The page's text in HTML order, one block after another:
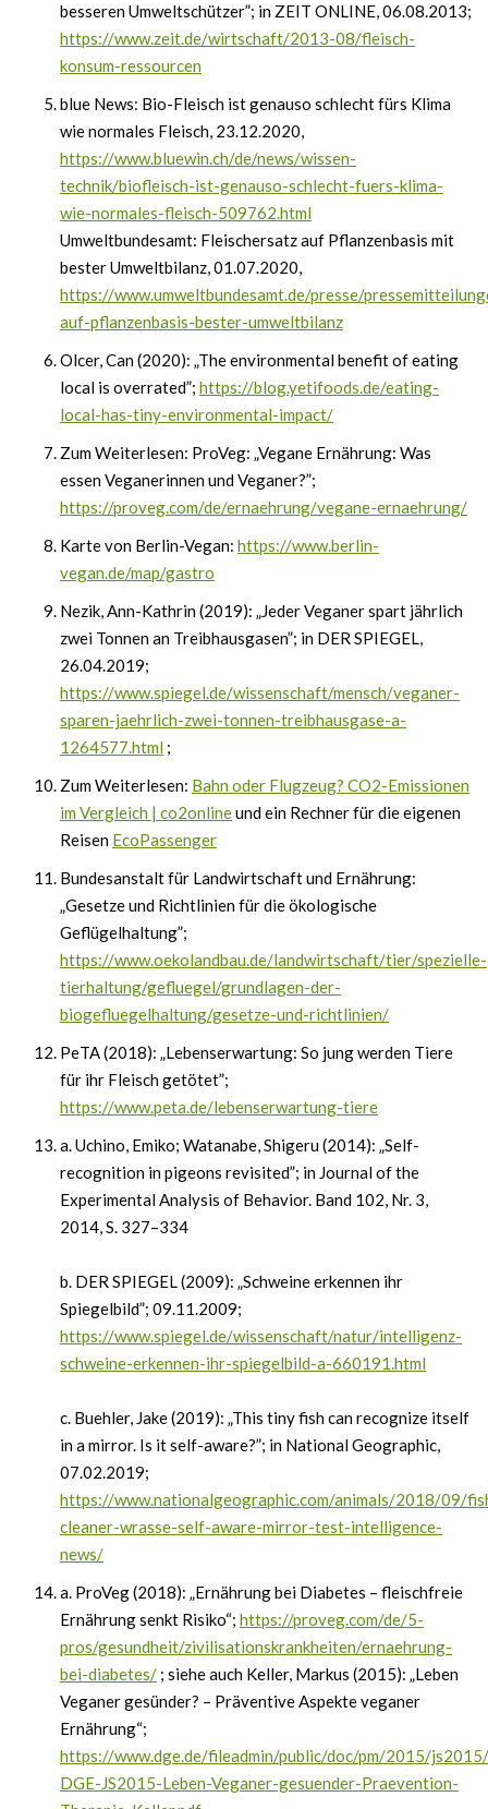
besseren Umweltschützer”; in ZEIT ONLINE, 06.08.2013;
https://www.zeit.de/wirtschaft/2013-08/fleisch-
konsum-ressourcen
blue News: Bio-Fleisch ist genauso schlecht fürs Klima
wie normales Fleisch, 23.12.2020,
https://www.bluewin.ch/de/news/wissen-
technik/biofleisch-ist-genauso-schlecht-fuers-klima-
wie-normales-fleisch-509762.html
Umweltbundesamt: Fleischersatz auf Pflanzenbasis mit
bester Umweltbilanz, 01.07.2020,
https://www.umweltbundesamt.de/presse/
auf-pflanzenbasis-bester-umweltbilanz
Olcer, Can (2020): „The environmental benefit of eating
local is overrated”; https://blog.yetifoods.de/eating-
local-has-tiny-environmental-impact/
Zum Weiterlesen: ProVeg: „Vegane Ernährung: Was
essen Veganerinnen und Veganer?”;
https://proveg.com/de/ernaehrung/vegane-ernaehrung/
Karte von Berlin-Vegan: https://www.berlin-
vegan.de/map/gastro
Nezik, Ann-Kathrin (2019): „Jeder Veganer spart jährlich
zwei Tonnen an Treibhausgasen”; in DER SPIEGEL,
26.04.2019;
https://www.spiegel.de/wissenschaft/mensch/veganer-
sparen-jaehrlich-zwei-tonnen-treibhausgase-a-
1264577.html ;
Zum Weiterlesen: Bahn oder Flugzeug? CO2-Emissionen
im Vergleich | co2onlineund ein Rechner für die eigenen
Reisen EcoPassenger
Bundesanstalt für Landwirtschaft und Ernährung:
„Gesetze und Richtlinien für die ökologische
Geflügelhaltung”;
https://www.oekolandbau.de/landwirtschaft/tier/spezielle-
tierhaltung/gefluegel/grundlagen-der-
biogefluegelhaltung/gesetze-und-richtlinien/
PeTA (2018): „Lebenserwartung: So jung werden Tiere
für ihr Fleisch getötet”;
https://www.peta.de/lebenserwartung-tiere
a. Uchino, Emiko; Watanabe, Shigeru (2014): „Self-
recognition in pigeons revisited”; in Journal of the
Experimental Analysis of Behavior. Band 102, Nr. 3,
2014, S. 327–334
b. DER SPIEGEL (2009): „Schweine erkennen ihr
Spiegelbild”; 09.11.2009;
https://www.spiegel.de/wissenschaft/natur/intelligenz-
schweine-erkennen-ihr-spiegelbild-a-660191.html
c. Buehler, Jake (2019): „This tiny fish can recognize itself
in a mirror. Is it self-aware?”; in National Geographic,
07.02.2019;
https://www.nationalgeographic.com/animals/2018/09/
cleaner-wrasse-self-aware-mirror-test-intelligence-
news/
a. ProVeg (2018): „Ernährung bei Diabetes – fleischfreie
Ernährung senkt Risiko“; https://proveg.com/de/5-
pros/gesundheit/zivilisationskrankheiten/ernaehrung-
bei-diabetes/ ; siehe auch Keller, Markus (2015): „Leben
Veganer gesünder? – Präventive Aspekte veganer
Ernährung“;
https://www.dge.de/fileadmin/public/doc/pm/2015/
DGE-JS2015-Leben-Veganer-gesuender-Praevention-